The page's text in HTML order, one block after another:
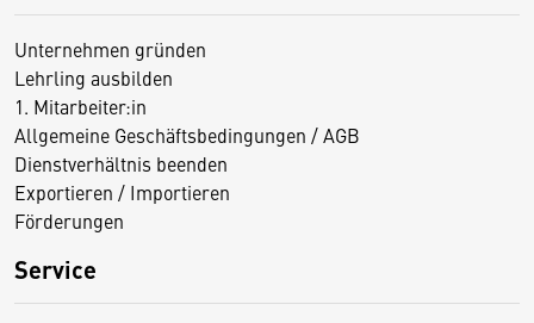
Unternehmen gründen
Lehrling ausbilden
1. Mitarbeiter:in
Allgemeine Geschäftsbedingungen / AGB
Dienstverhältnis beenden
Exportieren / Importieren
Förderungen
Service